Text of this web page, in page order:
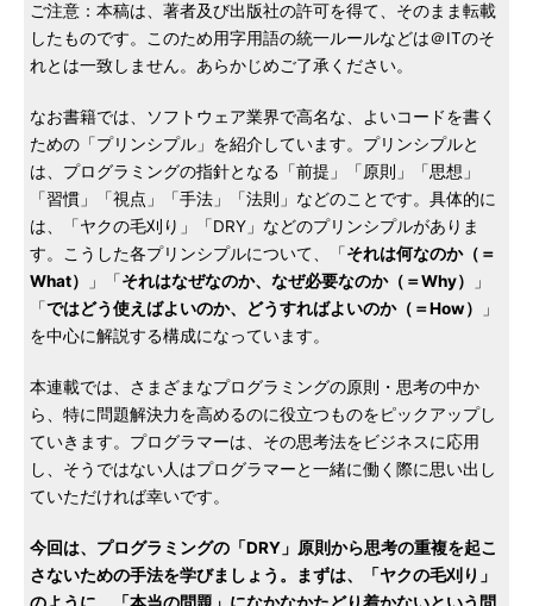
ご注意：本稿は、著者及び出版社の許可を得て、そのまま転載
したものです。このため用字用語の統一ルールなどは＠ITのそ
れとは一致しません。あらかじめご了承ください。
なお書籍では、ソフトウェア業界で高名な、よいコードを書く
ための「プリンシプル」を紹介しています。プリンシプルと
は、プログラミングの指針となる「前提」「原則」「思想」
「習慣」「視点」「手法」「法則」などのことです。具体的に
は、「ヤクの毛刈り」「DRY」などのプリンシプルがありま
す。こうした各プリンシプルについて、「それは何なのか（＝
What）
」「それはなぜなのか、なぜ必要なのか（＝Why）
」
「ではどう使えばよいのか、どうすればよいのか（＝How）
」
を中心に解説する構成になっています。
本連載では、さまざまなプログラミングの原則・思考の中か
ら、特に問題解決力を高めるのに役立つものをピックアップし
ていきます。プログラマーは、その思考法をビジネスに応用
し、そうではない人はプログラマーと一緒に働く際に思い出し
ていただければ幸いです。
今回は、プログラミングの「DRY」原則から思考の重複を起こ
さないための手法を学びましょう。まずは、「ヤクの毛刈り」